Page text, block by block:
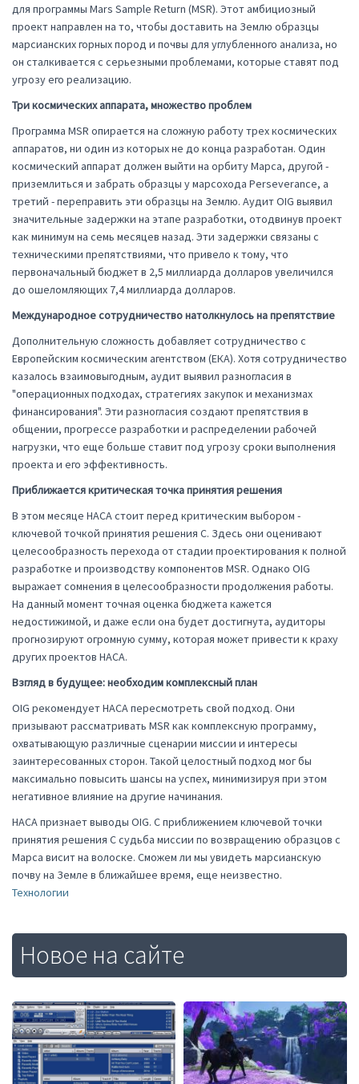
для программы Mars Sample Return (MSR). Этот амбициозный
проект направлен на то, чтобы доставить на Землю образцы
марсианских горных пород и почвы для углубленного анализа, но
он сталкивается с серьезными проблемами, которые ставят под
угрозу его реализацию.
Три космических аппарата, множество проблем
Программа MSR опирается на сложную работу трех космических
аппаратов, ни один из которых не до конца разработан. Один
космический аппарат должен выйти на орбиту Марса, другой -
приземлиться и забрать образцы у марсохода Perseverance, а
третий - переправить эти образцы на Землю. Аудит OIG выявил
значительные задержки на этапе разработки, отодвинув проект
как минимум на семь месяцев назад. Эти задержки связаны с
техническими препятствиями, что привело к тому, что
первоначальный бюджет в 2,5 миллиарда долларов увеличился
до ошеломляющих 7,4 миллиарда долларов.
Международное сотрудничество натолкнулось на препятствие
Дополнительную сложность добавляет сотрудничество с
Европейским космическим агентством (ЕКА). Хотя сотрудничество
казалось взаимовыгодным, аудит выявил разногласия в
"операционных подходах, стратегиях закупок и механизмах
финансирования". Эти разногласия создают препятствия в
общении, прогрессе разработки и распределении рабочей
нагрузки, что еще больше ставит под угрозу сроки выполнения
проекта и его эффективность.
Приближается критическая точка принятия решения
В этом месяце НАСА стоит перед критическим выбором -
ключевой точкой принятия решения C. Здесь они оценивают
целесообразность перехода от стадии проектирования к полной
разработке и производству компонентов MSR. Однако OIG
выражает сомнения в целесообразности продолжения работы.
На данный момент точная оценка бюджета кажется
недостижимой, и даже если она будет достигнута, аудиторы
прогнозируют огромную сумму, которая может привести к краху
других проектов НАСА.
Взгляд в будущее: необходим комплексный план
OIG рекомендует НАСА пересмотреть свой подход. Они
призывают рассматривать MSR как комплексную программу,
охватывающую различные сценарии миссии и интересы
заинтересованных сторон. Такой целостный подход мог бы
максимально повысить шансы на успех, минимизируя при этом
негативное влияние на другие начинания.
НАСА признает выводы OIG. С приближением ключевой точки
принятия решения C судьба миссии по возвращению образцов с
Марса висит на волоске. Сможем ли мы увидеть марсианскую
почву на Земле в ближайшее время, еще неизвестно.
Технологии
Новое на сайте